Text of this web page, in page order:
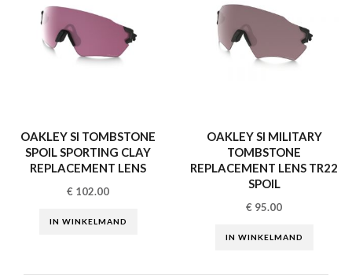
OAKLEY SI TOMBSTONE
SPOIL SPORTING CLAY
REPLACEMENT LENS
€ 102.00
IN WINKELMAND
OAKLEY SI MILITARY
TOMBSTONE
REPLACEMENT LENS TR22
SPOIL
€ 95.00
IN WINKELMAND